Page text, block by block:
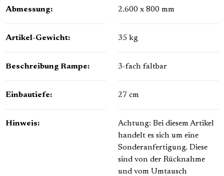
Abmessung: 2.600 x 800 mm
Artikel-Gewicht: 35 kg
Beschreibung Rampe: 3-fach faltbar
Einbautiefe: 27 cm
Hinweis:
Achtung: Bei diesem Artikel
handelt es sich um eine
Sonderanfertigung. Diese
sind von der Rücknahme
und vom Umtausch